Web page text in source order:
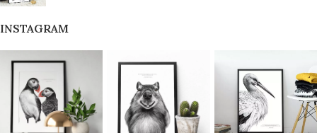
INSTAGRAM